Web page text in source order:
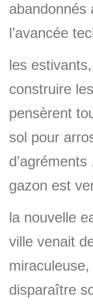
abandonnés
l’avancée
les
construire
pensèrent
sol pour
gazon est
la nouvelle
ville venait
disparaître